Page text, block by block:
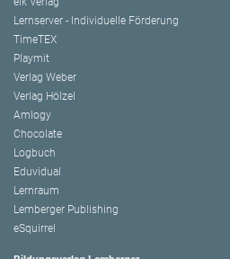
Lernserver - Individuelle Förderung
TimeTEX
Playmit
Verlag Weber
Verlag Hölzel
Amlogy
Chocolate
Logbuch
Eduvidual
Lernraum
Lemberger Publishing
eSquirrel